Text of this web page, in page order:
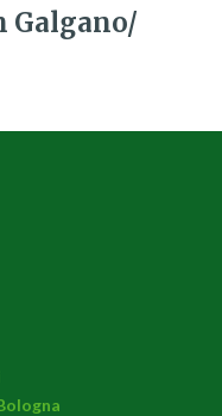
Galgano/